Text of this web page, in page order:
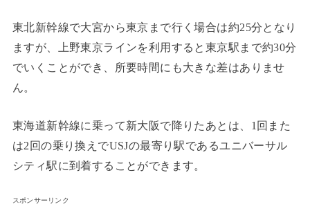
東北新幹線で大宮から東京まで行く場合は約25分となり
ますが、上野東京ラインを利用すると東京駅まで約30分
でいくことができ、所要時間にも大きな差はありませ
ん。
東海道新幹線に乗って新大阪で降りたあとは、1回また
は2回の乗り換えでUSJの最寄り駅であるユニバーサル
シティ駅に到着することができます。
スポンサーリンク